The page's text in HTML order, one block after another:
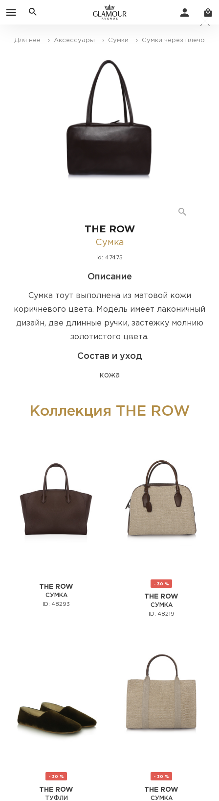
Для нее › Аксессуары › Сумки › Сумки через плечо
THE ROW
Сумка
id: 47475
Описание
Сумка тоут выполнена из матовой кожи
коричневого цвета. Модель имеет лаконичный
дизайн, две длинные ручки, застежку молнию
золотистого цвета.
Состав и уход
кожа
Коллекция THE ROW
THE ROW
СУМКА
ID: 48293
- 30 %
THE ROW
СУМКА
ID: 48219
- 30 %
THE ROW
ТУФЛИ
- 30 %
THE ROW
СУМКА